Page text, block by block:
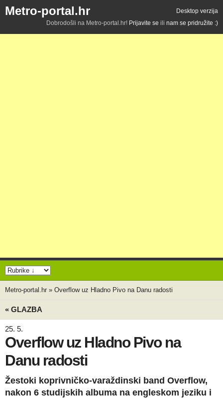
Metro-portal.hr
Desktop verzija
Dobrodošli na Metro-portal.hr! Prijavite se ili nam se pridružite :)
Metro-portal.hr » Overflow uz Hladno Pivo na Danu radosti
« GLAZBA
25. 5.
Overflow uz Hladno Pivo na
Danu radosti
Žestoki koprivničko-varaždinski band Overflow,
nakon 6 studijskih albuma na engleskom jeziku i